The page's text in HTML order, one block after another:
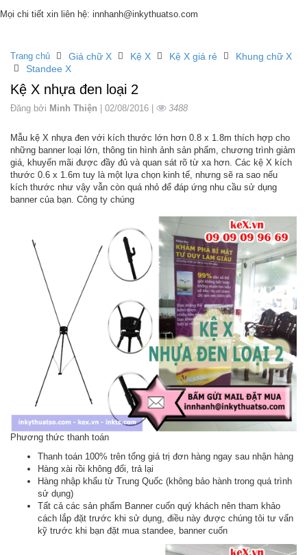
Mọi chi tiết xin liên hệ: innhanh@inkythuatso.com
Trang chủ Giá chữ X Kệ X Kệ X giá rẻ
Khung chữ X
Standee X
Kệ X nhựa đen loại 2
Đăng bởi Minh Thiện | 02/08/2016 | 3488
Mẫu kệ X nhựa đen với kích thước lớn hơn 0.8 x 1.8m thích hợp cho
những banner loại lớn, thông tin hình ảnh sản phẩm, chương trình giảm
giá, khuyến mãi được đầy đủ và quan sát rõ từ xa hơn. Các kệ X kích
thước 0.6 x 1.6m tuy là một lựa chọn kinh tế, nhưng sẽ ra sao nếu
kích thước như vậy vẫn còn quá nhỏ để đáp ứng nhu cầu sử dụng
banner của bạn. Công ty chúng
Phương thức thanh toán
Thanh toán 100% trên tổng giá trị đơn hàng ngay sau nhận hàng
Hàng xài rồi không đổi, trả lại
Hàng nhập khẩu từ Trung Quốc (không bảo hành trong quá trình
sử dụng)
Tất cả các sản phẩm Banner cuốn quý khách nên tham khảo
cách lắp đặt trước khi sử dụng, điều này được chúng tôi tư vấn
kỹ trước khi bạn đặt mua standee, banner cuốn